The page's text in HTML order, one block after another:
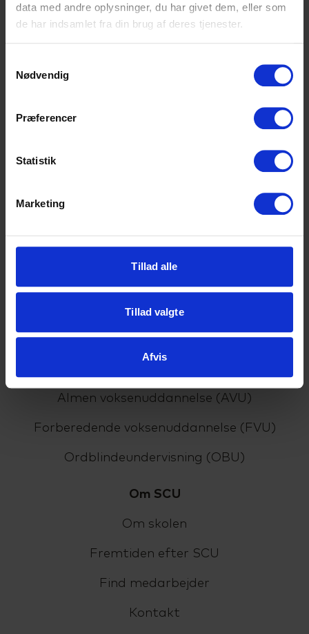
data med andre oplysninger, du har givet dem, eller som
de har indsamlet fra din brug af deres tjenester.
Nødvendig
Præferencer
Statistik
Marketing
Tillad alle
Tillad valgte
Afvis
CVR: 33359217
EUX Business
HTX
Almen voksenuddannelse (AVU)
Forberedende voksenuddannelse (FVU)
Ordblindeundervisning (OBU)
Om SCU
Om skolen
Fremtiden efter SCU
Find medarbejder
Kontakt